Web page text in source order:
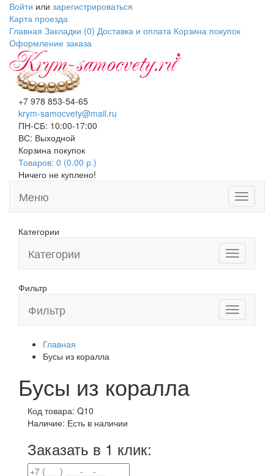
Войти или зарегистрироваться
Карта проезда
Главная Закладки (0) Доставка и оплата Корзина покупок
Оформление заказа
+7 978 853-54-65
krym-samocvety@mail.ru
ПН-СБ: 10:00-17:00
ВС: Выходной
Корзина покупок
Товаров: 0 (0.00 р.)
Ничего не куплено!
Toggle
Меню
Категории
Toggle
navigation
Категории
Фильтр
Toggle
navigation
Фильтр
Главная
Бусы из коралла
Бусы из коралла
Код товара: Q10
Наличие: Есть в наличии
Заказать в 1 клик: